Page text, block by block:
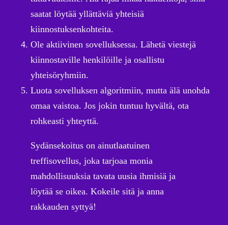
saatat löytää yllättäviä yhteisiä
kiinnostuksenkohteita.
Ole aktiivinen sovelluksessa. Lähetä viestejä
kiinnostaville henkilöille ja osallistu
yhteisöryhmiin.
Luota sovelluksen algoritmiin, mutta älä unohda
omaa vaistoa. Jos jokin tuntuu hyvältä, ota
rohkeasti yhteyttä.
Sydänsekoitus on ainutlaatuinen
treffisovellus, joka tarjoaa monia
mahdollisuuksia tavata uusia ihmisiä ja
löytää se oikea. Kokeile sitä ja anna
rakkauden syttyä!